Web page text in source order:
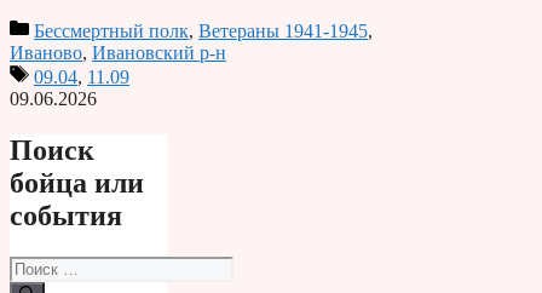
Бессмертный полк, Ветераны 1941-1945,
Иваново, Ивановский р-н
09.04, 11.09
09.06.2026
Поиск
бойца или
события
Поиск: